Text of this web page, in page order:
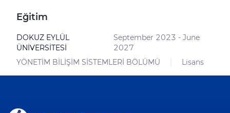
Eğitim
DOKUZ EYLÜL
ÜNİVERSİTESİ
September 2023 - June
2027
YÖNETİM BİLİŞİM SİSTEMLERİ BÖLÜMÜ
Lisans